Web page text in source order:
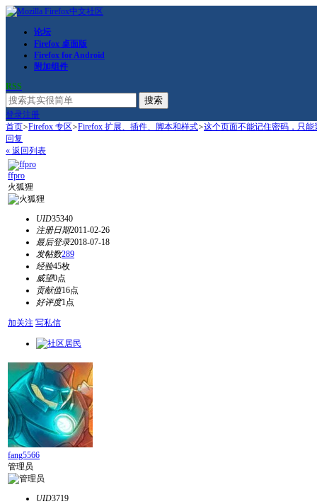
论坛
Firefox 桌面版
Firefox for Android
附加组件
RSS
搜索
登录注册
首页>Firefox 专区>Firefox 扩展、插件、脚本和样式>这个页面不能记住密码，只能
回复
« 返回列表
ffpro
火狐狸
UID35340
注册日期2011-02-26
最后登录2018-07-18
发帖数289
经验45枚
威望0点
贡献值16点
好评度1点
加关注 写私信
fang5566
管理员
UID3719